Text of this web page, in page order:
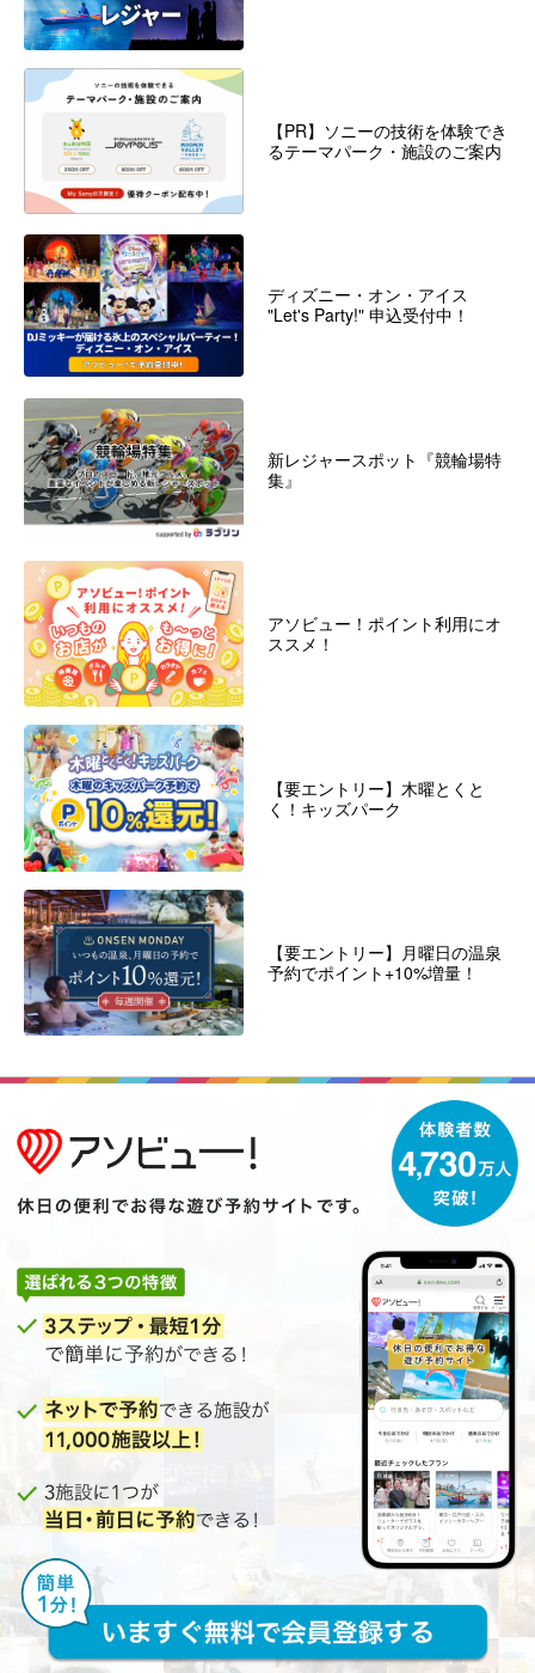
【PR】ソニーの技術を体験でき
るテーマパーク・施設のご案内
ディズニー・オン・アイス
"Let's Party!" 申込受付中！
新レジャースポット『競輪場特
集』
アソビュー！ポイント利用にオ
ススメ！
【要エントリー】木曜とくと
く！キッズパーク
【要エントリー】月曜日の温泉
予約でポイント+10%増量！